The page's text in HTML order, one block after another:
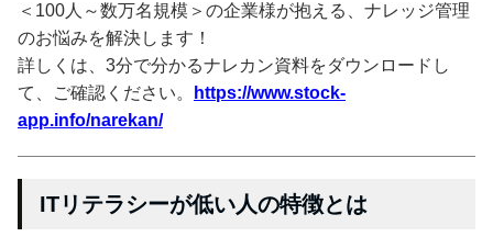
＜100人～数万名規模＞の企業様が抱える、ナレッジ管理
のお悩みを解決します！
詳しくは、3分で分かるナレカン資料をダウンロードし
て、ご確認ください。
https://www.stock-
app.info/narekan/
ITリテラシーが低い人の特徴とは